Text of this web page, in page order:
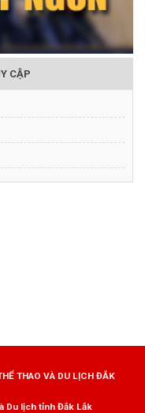
CẬP
THAO VÀ DU LỊCH ĐẮK
Du lịch tỉnh Đắk Lắk